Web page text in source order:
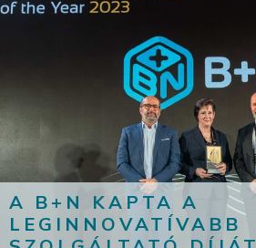
A B+N KAPTA A
LEGINNOVATÍVABB